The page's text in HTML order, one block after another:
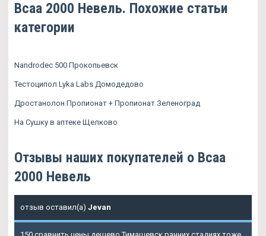
Bcaa 2000 Невель. Похожие статьи
категории
Nandrodec 500 Прокопьевск
Тестоципол Lyka Labs Домодедово
Дростанолон Пропионат + Пропионат Зеленоград
На Сушку в аптеке Щелково
Отзывы наших покупателей о Bcaa
2000 Невель
отзыв оставил(а) Jevan